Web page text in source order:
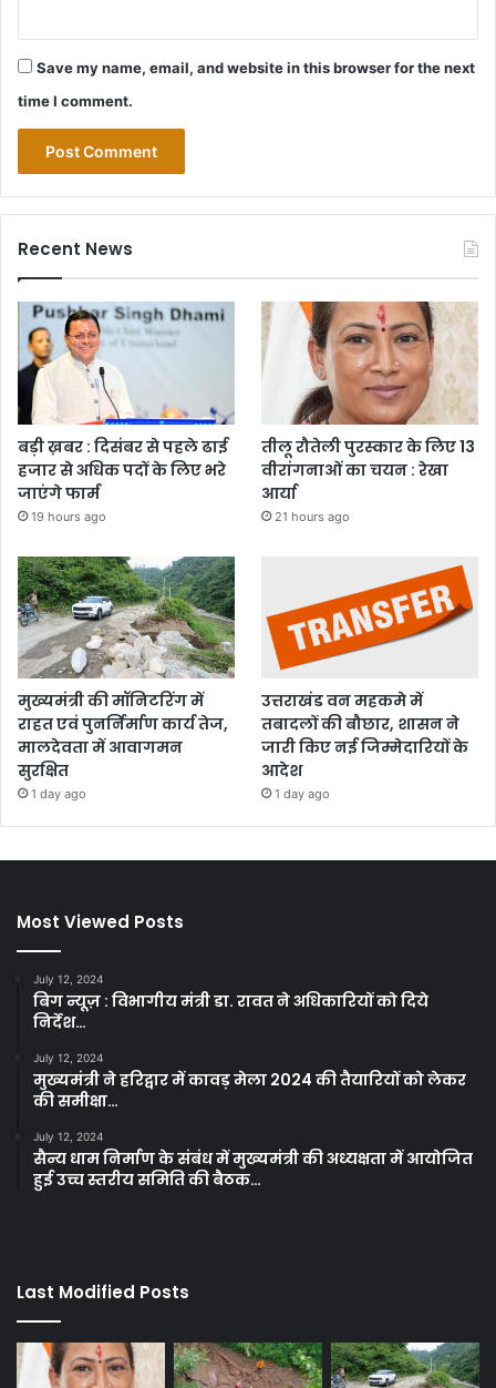
Save my name, email, and website in this browser for the next
time I comment.
Recent News
बड़ी ख़बर : दिसंबर से पहले ढाई
हजार से अधिक पदों के लिए भरे
जाएंगे फार्म
19 hours ago
तीलू रौतेली पुरस्कार के लिए 13
वीरांगनाओं का चयन : रेखा
आर्या
21 hours ago
मुख्यमंत्री की मॉनिटरिंग में
राहत एवं पुनर्निर्माण कार्य तेज,
मालदेवता में आवागमन
सुरक्षित
1 day ago
उत्तराखंड वन महकमे में
तबादलों की बौछार, शासन ने
जारी किए नई जिम्मेदारियों के
आदेश
1 day ago
Most Viewed Posts
July 12, 2024
बिग न्यूज़ : विभागीय मंत्री डा. रावत ने अधिकारियों को दिये
निर्देश…
July 12, 2024
मुख्यमंत्री ने हरिद्वार में कावड़ मेला 2024 की तैयारियों को लेकर
की समीक्षा…
July 12, 2024
सैन्य धाम निर्माण के संबंध में मुख्यमंत्री की अध्यक्षता में आयोजित
हुई उच्च स्तरीय समिति की बैठक…
Last Modified Posts